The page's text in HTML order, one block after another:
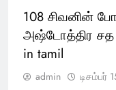
108 சிவனின்
அஷ்டோத்திர சத
in tamil
admin டிசம்பர்